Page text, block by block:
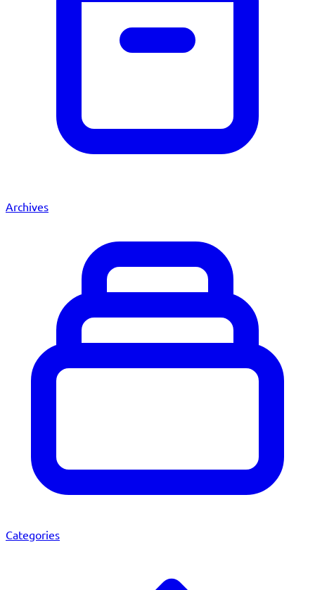
Archives
Categories